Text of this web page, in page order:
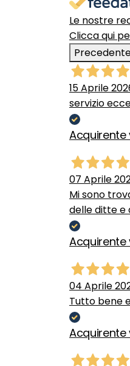
Le nostre
Clicca qui
15 Aprile
servizio
07 Aprile
Mi sono
delle ditte e
04 Aprile
Tutto bene